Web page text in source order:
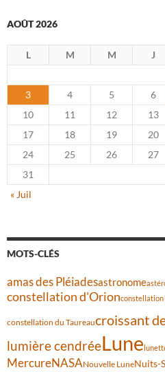
AOÛT 2026
L M M J
3
4 5 6
10
11 12 13
17
18 19 20
24
25 26 27
31
« Juil
MOTS-CLÉS
amas des Pléiadesastronome
constellation d'Orionconstellation
constellation du Taureaucroissant
lumière cendréeLune
MercureNASANouvelle LuneNuits-